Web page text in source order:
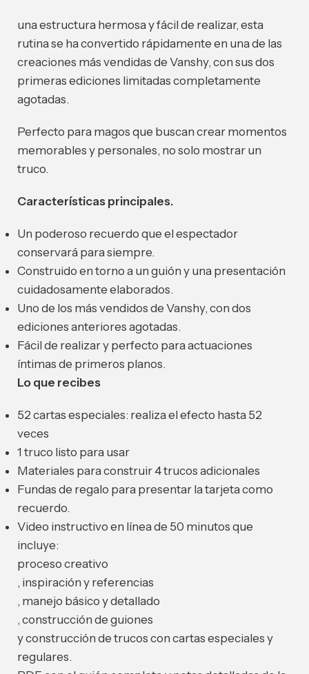
una estructura hermosa y fácil de realizar, esta
rutina se ha convertido rápidamente en una de las
creaciones más vendidas de Vanshy, con sus dos
primeras ediciones limitadas completamente
agotadas.
Perfecto para magos que buscan crear momentos
memorables y personales, no solo mostrar un
truco.
Características principales.
Un poderoso recuerdo que el espectador
conservará para siempre.
Construido en torno a un guión y una presentación
cuidadosamente elaborados.
Uno de los más vendidos de Vanshy, con dos
ediciones anteriores agotadas.
Fácil de realizar y perfecto para actuaciones
íntimas de primeros planos.
Lo que recibes
52 cartas especiales: realiza el efecto hasta 52
veces
1 truco listo para usar
Materiales para construir 4 trucos adicionales
Fundas de regalo para presentar la tarjeta como
recuerdo.
Video instructivo en línea de 50 minutos que
incluye:
proceso creativo
, inspiración y referencias
, manejo básico y detallado
, construcción de guiones
y construcción de trucos con cartas especiales y
regulares.